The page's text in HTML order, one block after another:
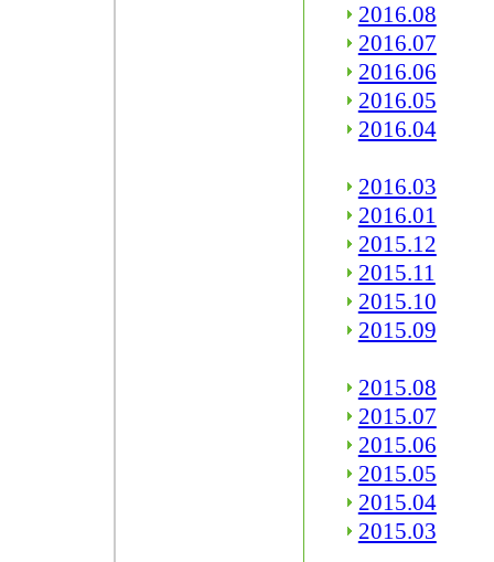
2016.08
2016.07
2016.06
2016.05
2016.04
2016.03
2016.01
2015.12
2015.11
2015.10
2015.09
2015.08
2015.07
2015.06
2015.05
2015.04
2015.03